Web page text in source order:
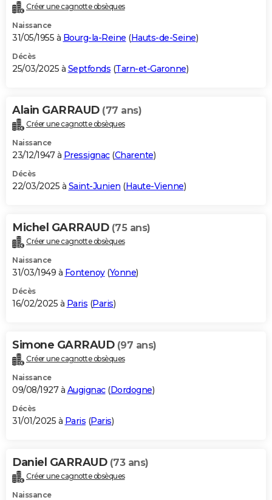
Créer une cagnotte obsèques
Naissance
31/05/1955 à Bourg-la-Reine (Hauts-de-Seine)
Décès
25/03/2025 à Septfonds (Tarn-et-Garonne)
Alain GARRAUD (77 ans)
Créer une cagnotte obsèques
Naissance
23/12/1947 à Pressignac(Charente)
Décès
22/03/2025 à Saint-Junien (Haute-Vienne)
Michel GARRAUD (75 ans)
Créer une cagnotte obsèques
Naissance
31/03/1949 à Fontenoy(Yonne)
Décès
16/02/2025 à Paris (Paris)
Simone GARRAUD (97 ans)
Créer une cagnotte obsèques
Naissance
09/08/1927 à Augignac(Dordogne)
Décès
31/01/2025 à Paris (Paris)
Daniel GARRAUD (73 ans)
Créer une cagnotte obsèques
Naissance